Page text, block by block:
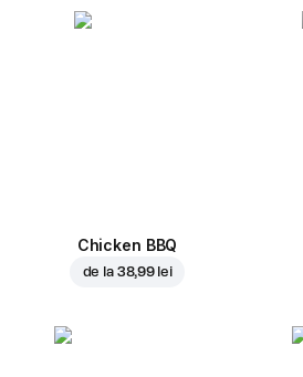
Chicken BBQ
de la 38,99 lei